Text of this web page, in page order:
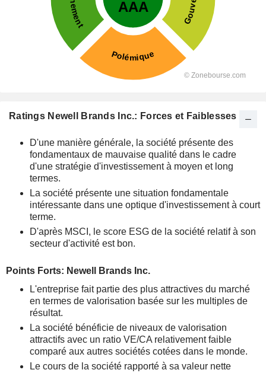
Ratings Newell Brands Inc.: Forces et Faiblesses
D'une manière générale, la société présente des
fondamentaux de mauvaise qualité dans le cadre
d'une stratégie d'investissement à moyen et long
termes.
La société présente une situation fondamentale
intéressante dans une optique d'investissement à court
terme.
D'après MSCI, le score ESG de la société relatif à son
secteur d'activité est bon.
Points Forts: Newell Brands Inc.
L'entreprise fait partie des plus attractives du marché
en termes de valorisation basée sur les multiples de
résultat.
La société bénéficie de niveaux de valorisation
attractifs avec un ratio VE/CA relativement faible
comparé aux autres sociétés cotées dans le monde.
Le cours de la société rapporté à sa valeur nette